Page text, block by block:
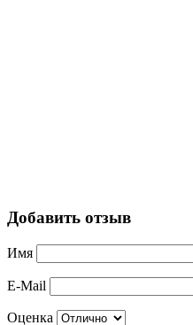
Добавить отзыв
Имя
E-Mail
Оценка